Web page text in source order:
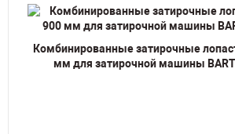
Комбинированные затирочные
мм для затирочной машины